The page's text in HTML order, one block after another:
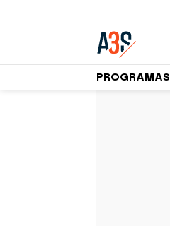
PROGRAMAS